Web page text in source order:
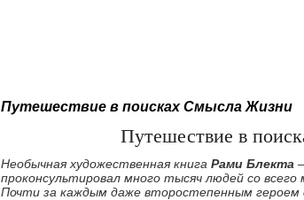
Путешествие в поисках Смысла Жизни
Путешествие в
Необычная художественная книгаРами Блекта
проконсультировал много тысяч людей со
Почти за каждым даже второстепенным